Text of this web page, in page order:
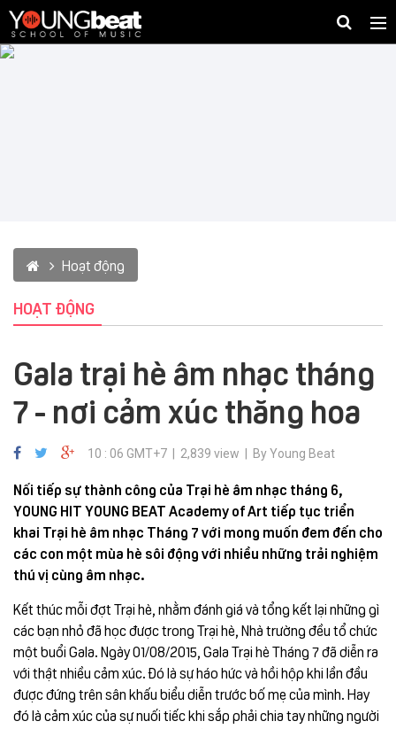
Hoạt động
HOẠT ĐỘNG
Gala trại hè âm nhạc tháng
7 - nơi cảm xúc thăng hoa
10 : 06 GMT+7 | 2,839 view | By Young Beat
Nối tiếp sự thành công của Trại hè âm nhạc tháng 6,
YOUNG HIT YOUNG BEAT Academy of Art tiếp tục triển
khai Trại hè âm nhạc Tháng 7 với mong muốn đem đến cho
các con một mùa hè sôi động với nhiều những trải nghiệm
thú vị cùng âm nhạc.
Kết thúc mỗi đợt Trại hè, nhằm đánh giá và tổng kết lại những gì
các bạn nhỏ đã học được trong Trại hè, Nhà trường đều tổ chức
một buổi Gala. Ngày 01/08/2015, Gala Trại hè Tháng 7 đã diễn ra
với thật nhiều cảm xúc. Đó là sự háo hức và hồi hộp khi lần đầu
được đứng trên sân khấu biểu diễn trước bố mẹ của mình. Hay
đó là cảm xúc của sự nuối tiếc khi sắp phải chia tay những người